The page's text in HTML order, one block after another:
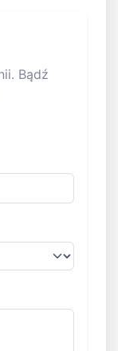
Bądź